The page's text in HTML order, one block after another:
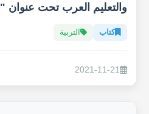
والتعليم العرب تحت عنوان
كتاب التربية
2021-11-21